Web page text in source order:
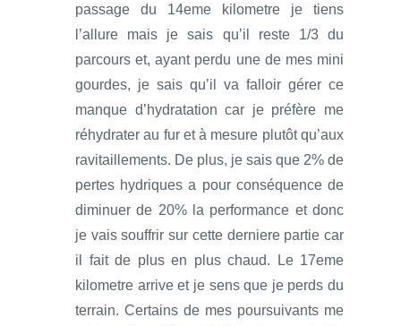
passage du 14eme kilometre je tiens
l’allure mais je sais qu’il reste 1/3 du
parcours et, ayant perdu une de mes mini
gourdes, je sais qu’il va falloir gérer ce
manque d’hydratation car je préfère me
réhydrater au fur et à mesure plutôt qu’aux
ravitaillements. De plus, je sais que 2% de
pertes hydriques a pour conséquence de
diminuer de 20% la performance et donc
je vais souffrir sur cette derniere partie car
il fait de plus en plus chaud. Le 17eme
kilometre arrive et je sens que je perds du
terrain. Certains de mes poursuivants me